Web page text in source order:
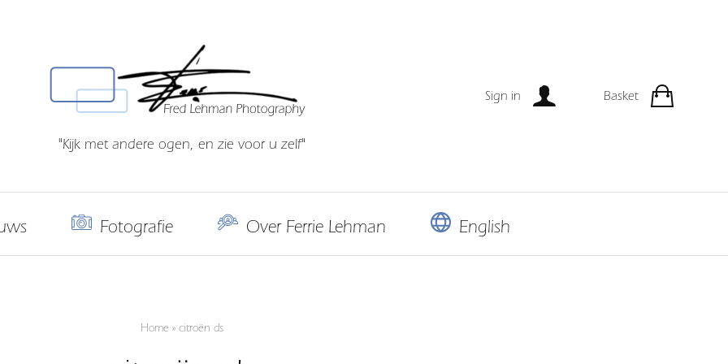
"Kijk met andere ogen, en zie voor u zelf"
Sign in Basket
Fotografie Over Ferrie Lehman English
Home » citroën ds